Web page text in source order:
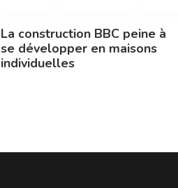
La construction BBC peine à
se développer en maisons
individuelles